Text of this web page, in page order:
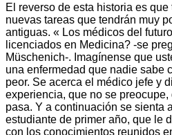
El reverso de esta historia es
nuevas tareas que tendrán muy
antiguas. « Los médicos del
licenciados en Medicina? -se
Müschenich-. Imagínense que
una enfermedad que nadie sabe
peor. Se acerca el médico jefe y
experiencia, que no se
pasa. Y a continuación se sienta
estudiante de primer año, que le
con los conocimientos reunidos